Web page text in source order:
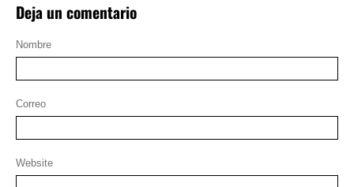
Deja un comentario
Nombre
Correo
Website